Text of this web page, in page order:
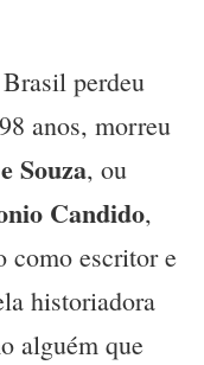
perdeu
anos, morreu
Souza, ou
Candido,
como escritor e
historiadora
alguém que